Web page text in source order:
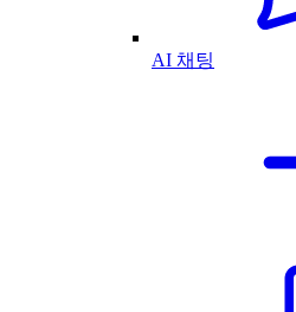
AI 채팅